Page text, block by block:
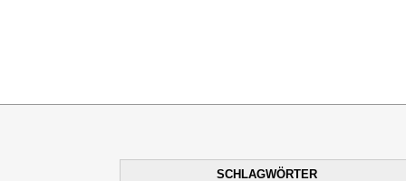
SCHLAGWÖRTER